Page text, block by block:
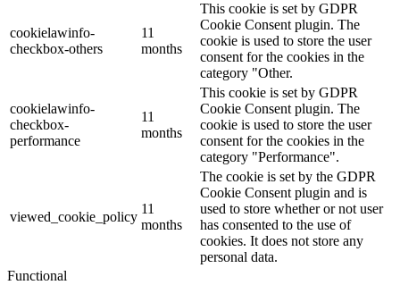
cookielawinfo-
checkbox-others
11
months
This cookie is set by GDPR
Cookie Consent plugin. The
cookie is used to store the user
consent for the cookies in the
category "Other.
cookielawinfo-
checkbox-
performance
11
months
This cookie is set by GDPR
Cookie Consent plugin. The
cookie is used to store the user
consent for the cookies in the
category "Performance".
viewed_cookie_policy
11
months
The cookie is set by the GDPR
Cookie Consent plugin and is
used to store whether or not user
has consented to the use of
cookies. It does not store any
personal data.
Functional